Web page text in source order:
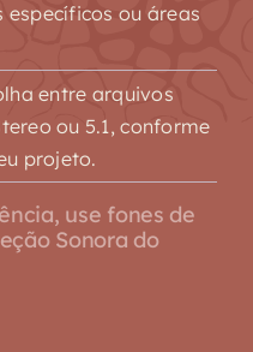
ou áreas
entre arquivos
ou 5.1, conforme
projeto.
use fones de
Sonora do